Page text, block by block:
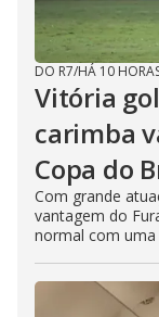
DO R7/HÁ 10
Vitória
carimba
Copa do
Com grande
vantagem do
normal com